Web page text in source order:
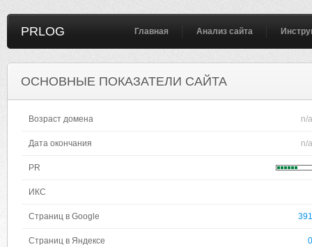
PRLOG Главная Анализ сайта
ОСНОВНЫЕ ПОКАЗАТЕЛИ САЙТА
Возраст домена n/a
Дата окончания n/a
PR
ИКС
Страниц в Google 391
Страниц в Яндексе 0